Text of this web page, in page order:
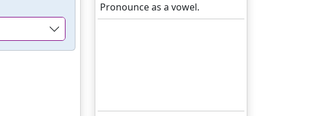
Pronounce as a vowel.